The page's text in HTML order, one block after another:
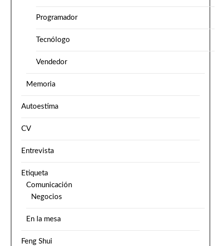
Programador
Tecnólogo
Vendedor
Memoria
Autoestima
CV
Entrevista
Etiqueta
Comunicación
Negocios
En la mesa
Feng Shui